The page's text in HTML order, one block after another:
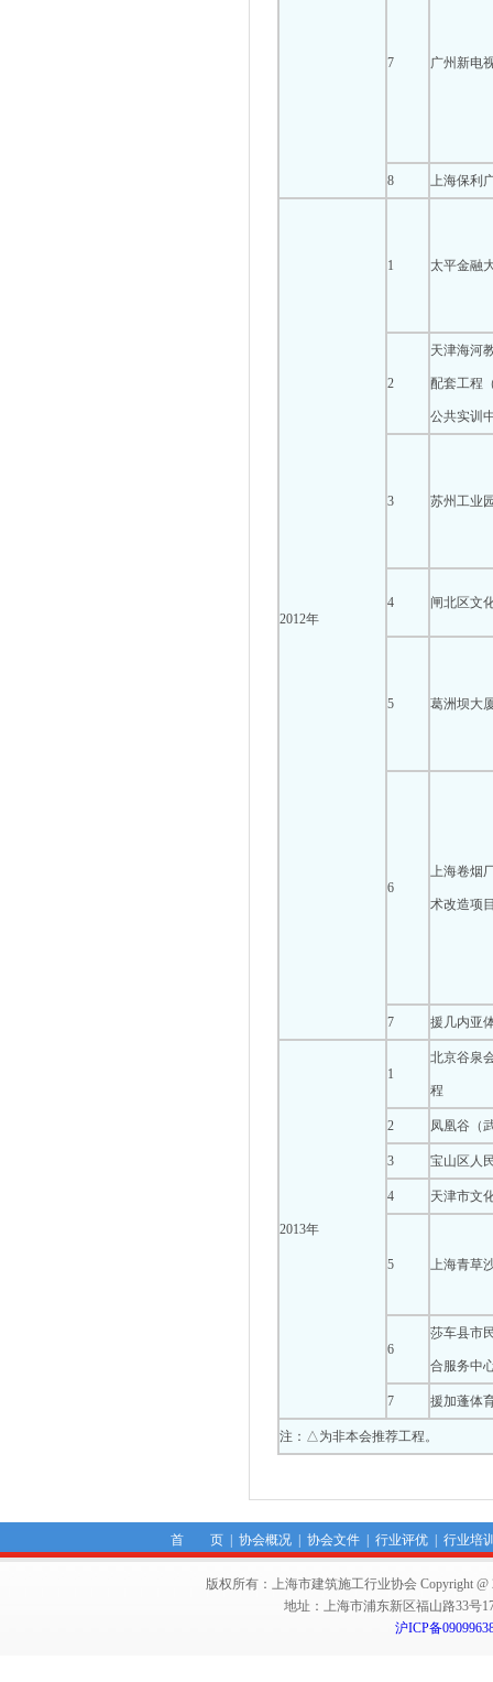
7 广州新电
8 上海保利
2012年
1 太平金融
2
天津海河
配套工程
公共实训
3 苏州工业
4 闸北区文
5 葛洲坝大
6
上海卷烟
术改造项
7 援几内亚
2013年
1
北京谷泉
程
2 凤凰谷（
3 宝山区人
4 天津市文
5 上海青草
6
莎车县市
合服务中
7 援加蓬体
注：△为非本会推荐工程。
首 页| 协会概况| 协会文件| 行业评优| 行业培
版权所有：上海市建筑施工行业协会 Copyright @
地址：上海市浦东新区福山路33号
沪ICP备